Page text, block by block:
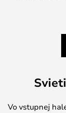
Vo vstupnej